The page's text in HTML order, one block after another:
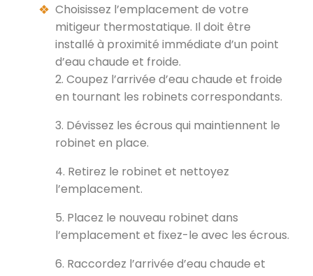
Choisissez l’emplacement de votre
mitigeur thermostatique. Il doit être
installé à proximité immédiate d’un point
d’eau chaude et froide.
2. Coupez l’arrivée d’eau chaude et froide
en tournant les robinets correspondants.
3. Dévissez les écrous qui maintiennent le
robinet en place.
4. Retirez le robinet et nettoyez
l’emplacement.
5. Placez le nouveau robinet dans
l’emplacement et fixez-le avec les écrous.
6. Raccordez l’arrivée d’eau chaude et